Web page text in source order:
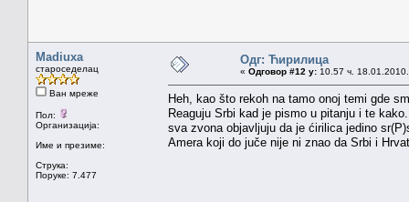
Madiuxa
староседелац
Ван мреже
Пол:
Организација:
Име и презиме:
Струка:
Поруке: 7.477
Одг: Ћирилица
« Одговор #12 у: 10.57 ч.
Heh, kao što rekoh na tamo onoj temi gde
Reaguju Srbi kad je pismo u pitanju i te
sva zvona objavljuju da je ćirilica jedino
Amera koji do juče nije ni znao da Srbi i